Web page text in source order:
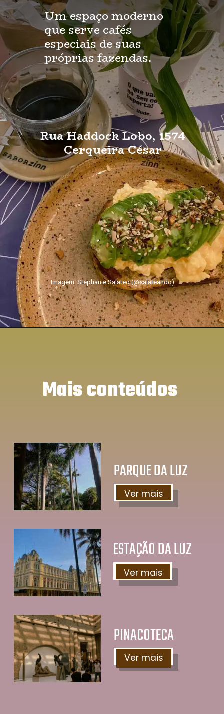
Um espaço moderno
que serve cafés
especiais de suas
próprias fazendas.
Rua Haddock Lobo, 1574
Cerqueira César
Imagem: Stephanie Salateo (@salateando)
PARQUE DA LUZ
ESTAÇÃO DA LUZ
PINACOTECA
Ver mais
Ver mais
Ver mais
Mais conteúdos